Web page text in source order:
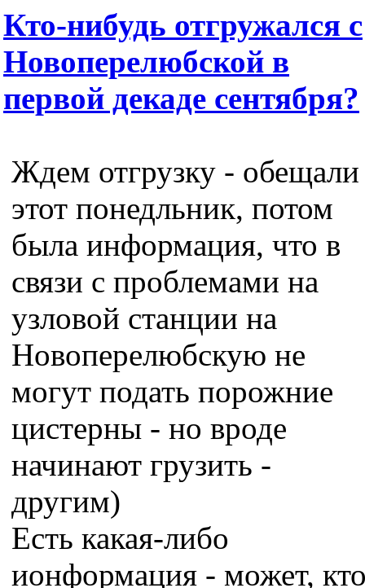
Кто-нибудь отгружался с
Новоперелюбской в
первой декаде сентября?
Ждем отгрузку - обещали
этот понедльник, потом
была информация, что в
связи с проблемами на
узловой станции на
Новоперелюбскую не
могут подать порожние
цистерны - но вроде
начинают грузить -
другим)
Есть какая-либо
ионформация - может,